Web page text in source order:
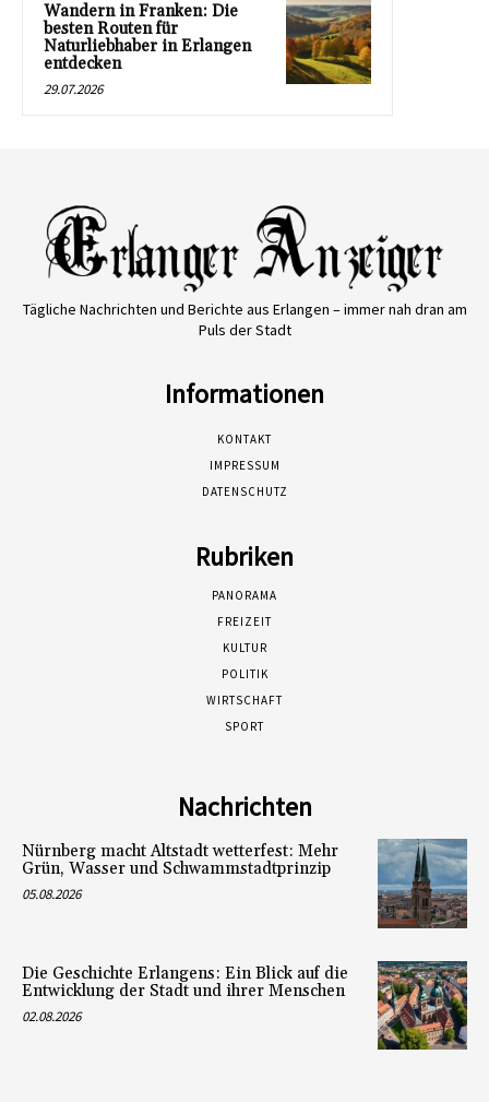
Wandern in Franken: Die
besten Routen für
Naturliebhaber in Erlangen
entdecken
29.07.2026
Tägliche Nachrichten und Berichte aus Erlangen – immer nah dran am
Puls der Stadt
Informationen
KONTAKT
IMPRESSUM
DATENSCHUTZ
Rubriken
PANORAMA
FREIZEIT
KULTUR
POLITIK
WIRTSCHAFT
SPORT
Nachrichten
Nürnberg macht Altstadt wetterfest: Mehr
Grün, Wasser und Schwammstadtprinzip
05.08.2026
Die Geschichte Erlangens: Ein Blick auf die
Entwicklung der Stadt und ihrer Menschen
02.08.2026